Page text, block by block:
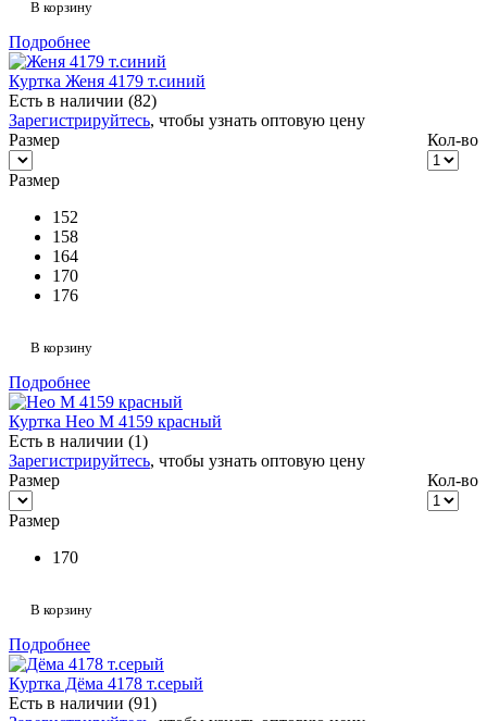
В корзину
Подробнее
Куртка Женя 4179 т.синий
Есть в наличии (82)
Зарегистрируйтесь, чтобы узнать оптовую цену
Размер
Кол-во
Размер
152
158
164
170
176
В корзину
Подробнее
Куртка Нео М 4159 красный
Есть в наличии (1)
Зарегистрируйтесь, чтобы узнать оптовую цену
Размер
Кол-во
Размер
170
В корзину
Подробнее
Куртка Дёма 4178 т.серый
Есть в наличии (91)